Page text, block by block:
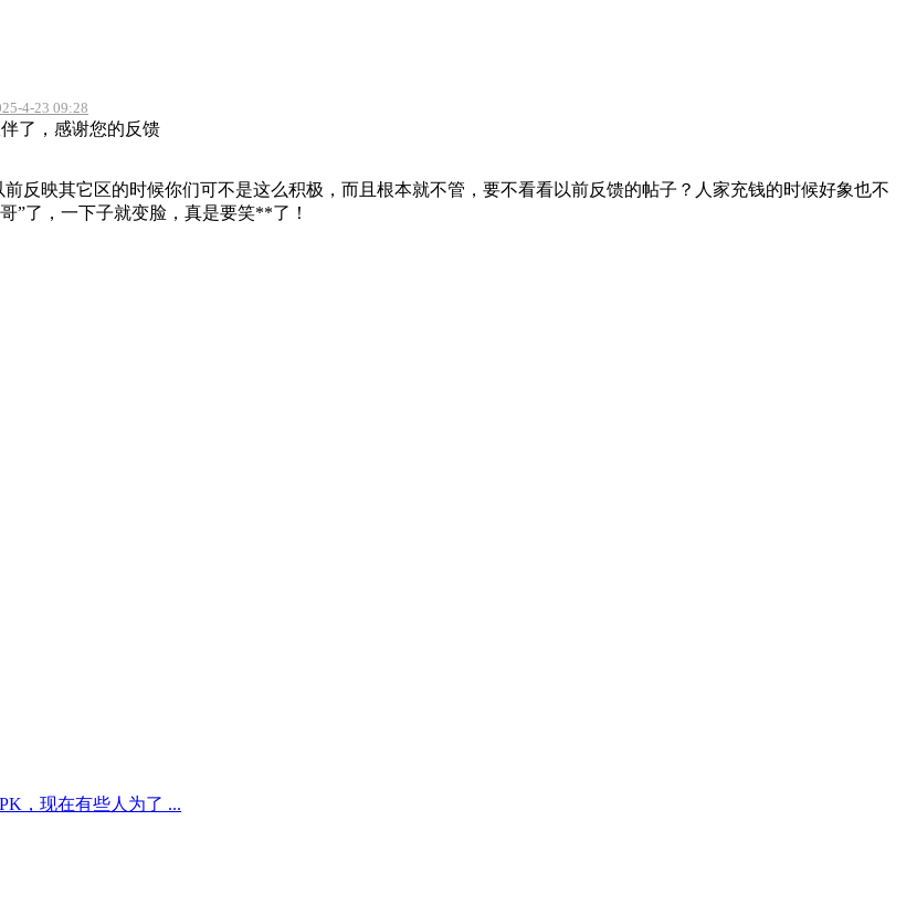
4-23 09:28
了，感谢您的反馈
反映其它区的时候你们可不是这么积极，而且根本就不管，要不看看以前反馈的帖子？人家充钱的时候好象也不
”了，一下子就变脸，真是要笑**了！
，现在有些人为了 ...